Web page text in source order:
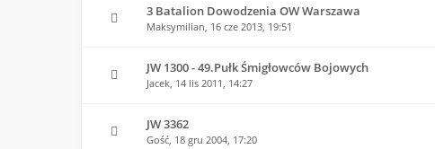
3 Batalion Dowodzenia OW Warszawa
Maksymilian, 16 cze 2013, 19:51
JW 1300 - 49.Pułk Śmigłowców Bojowych
Jacek, 14 lis 2011, 14:27
JW 3362
Gość, 18 gru 2004, 17:20